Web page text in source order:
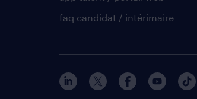
faq candidat / intérimaire